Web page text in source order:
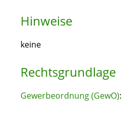
Hinweise
keine
Rechtsgrundlage
Gewerbeordnung (GewO):